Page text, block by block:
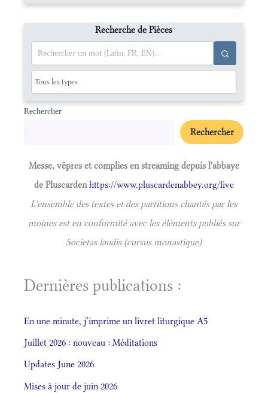
Recherche de Pièces
Rechercher
Rechercher
Messe, vêpres et complies en streaming depuis l'abbaye
de Pluscardenhttps://www.pluscardenabbey.org/live
L'ensemble des textes et des partitions chantés par les
moines est en conformité avec les éléments publiés sur
Societas laudis (cursus monastique)
Dernières publications :
En une minute, j’imprime un livret liturgique A5
Juillet 2026 : nouveau : Méditations
Updates June 2026
Mises à jour de juin 2026